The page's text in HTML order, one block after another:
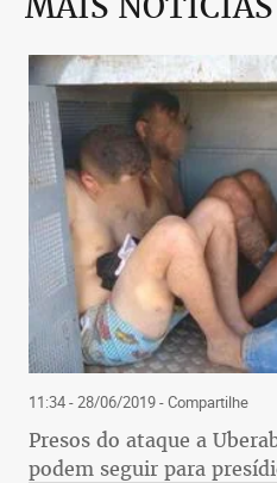
11:34 - 28/06/2019- Compartilhe
Presos do ataque a
podem seguir para